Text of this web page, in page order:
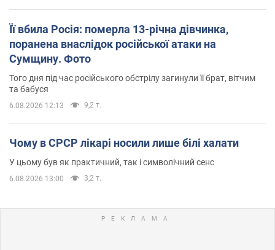
Її вбила Росія: померла 13-річна дівчинка,
поранена внаслідок російської атаки на
Сумщину. Фото
Того дня під час російського обстрілу загинули її брат, вітчим
та бабуся
6.08.2026 12:13 9,2 т.
Чому в СРСР лікарі носили лише білі халати
У цьому був як практичний, так і символічний сенс
6.08.2026 13:00 3,2 т.